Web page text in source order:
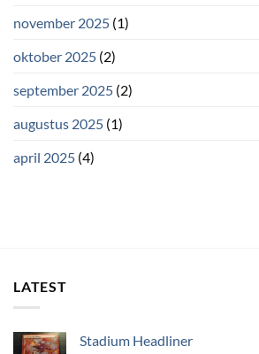
november 2025 (1)
oktober 2025 (2)
september 2025 (2)
augustus 2025 (1)
april 2025 (4)
LATEST
Stadium Headliner